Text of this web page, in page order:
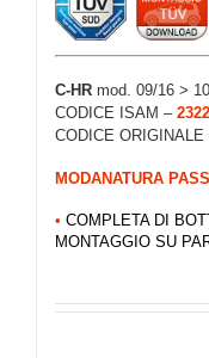
C-HR mod. 09/16 >
CODICE ISAM –
CODICE ORIGINALE
MODANATURA
• COMPLETA DI
MONTAGGIO SU